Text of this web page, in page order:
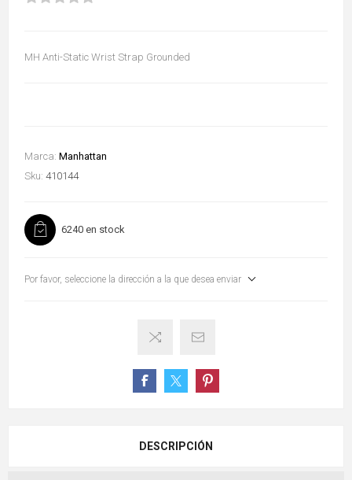
MH Anti-Static Wrist Strap Grounded
Marca: Manhattan
Sku: 410144
6240 en stock
Por favor, seleccione la dirección a la que desea enviar
DESCRIPCIÓN